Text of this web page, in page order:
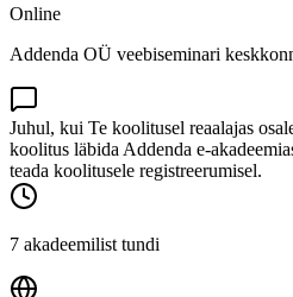
Online
Addenda OÜ veebiseminari
Juhul, kui Te koolitusel reaalajas
koolitus läbida Addenda e-
teada koolitusele registreerumisel.
7 akadeemilist tundi